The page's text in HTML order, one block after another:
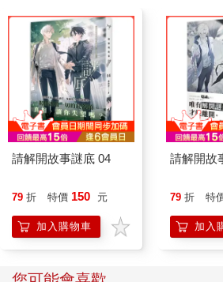
疫情大約在三月份就幾乎被撲滅。中國
二月份重挫，但在春天到來之際，幾乎
已快速反彈，只不過，剛失業的數千萬
靠僅能餬口的農業過活兒。儘管如此，
已恢復正常狀態。不過，中國這次的經
二○二○年一整年的經濟產出還比二○一九
品雜貨與能源相關的消費品支出，卻比
廳的支出更是低一七％。不過，住宅建
加，抵銷了家庭消費的降低。
比。和中國有所不同的是，美國的國內
不復返」，而美國國內多數地區的餐廳
疫病爆發前的常態。但儘管美國二○二○
年萎縮了大約三．五％，非食品雜貨與
成長了四％。相似的，住宅建築支出上
請解開故事謎底 04
79 折 特價 150 元
加入購物車
請解開故
79 折 特
加入